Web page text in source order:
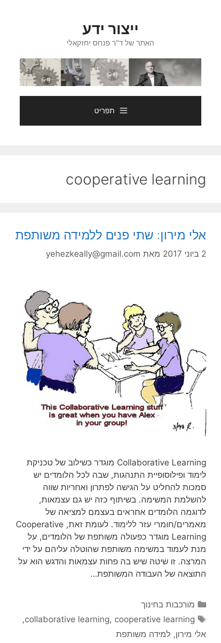
ייצור ידע
האתר של ד"ר פנחס יחזקאלי
תפריט
cooperative learning
אלי מירון: שתי פנים ללמידה משותפת
2 ביוני 2017 מאת yehezkeally@gmail.com
Collaborative Learning מוגדר כשילוב של טכניקת
לימוד ופילוסופיית התנהגות, שבה לכל הלומדים יש
סמכות להחליט על הגישה לפתרון ואחריות שווה
להשלמת המשימה. בשיתוף כזה יש גם עצמאות,
לדוגמה הלומדים אחראים בעצמם למציאה של
מאמרים/חומרי עזר ללימוד. לעומת זאת, Cooperative
Learning מוגדר כפעולה משותפת של הלומדים, על
מנת לעמוד במשימה משותפת שהוטלה עליהם על ידי
המרצה. זו שיטה שיש בה פחות עצמאות והדגש הוא על
התוצאה של העבודה המשותפת…
קטגוריות
מורכבות בחינוך
תגיות
collaborative learning, cooperative learning
,
אלי מירון, למידה משותפת